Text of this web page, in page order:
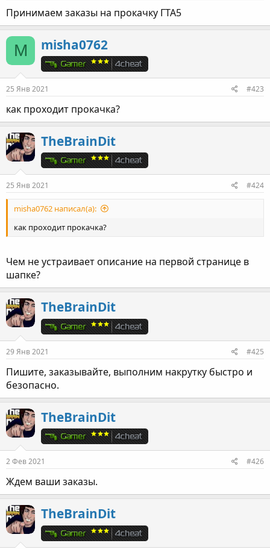
Принимаем заказы на прокачку ГТА5
M misha0762
25 Янв 2021 #423
как проходит прокачка?
TheBrainDit
25 Янв 2021 #424
misha0762 написал(а):
как проходит прокачка?
Чем не устраивает описание на первой странице в
шапке?
TheBrainDit
29 Янв 2021 #425
Пишите, заказывайте, выполним накрутку быстро и
безопасно.
TheBrainDit
2 Фев 2021 #426
Ждем ваши заказы.
TheBrainDit